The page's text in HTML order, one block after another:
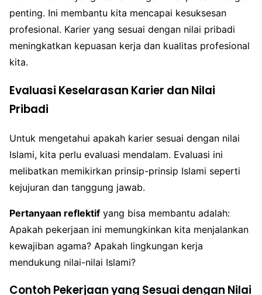
penting. Ini membantu kita mencapai kesuksesan
profesional. Karier yang sesuai dengan nilai pribadi
meningkatkan kepuasan kerja dan kualitas profesional
kita.
Evaluasi Keselarasan Karier dan Nilai
Pribadi
Untuk mengetahui apakah karier sesuai dengan nilai
Islami, kita perlu evaluasi mendalam. Evaluasi ini
melibatkan memikirkan prinsip-prinsip Islami seperti
kejujuran dan tanggung jawab.
Pertanyaan reflektif yang bisa membantu adalah:
Apakah pekerjaan ini memungkinkan kita menjalankan
kewajiban agama? Apakah lingkungan kerja
mendukung nilai-nilai Islami?
Contoh Pekerjaan yang Sesuai dengan Nilai